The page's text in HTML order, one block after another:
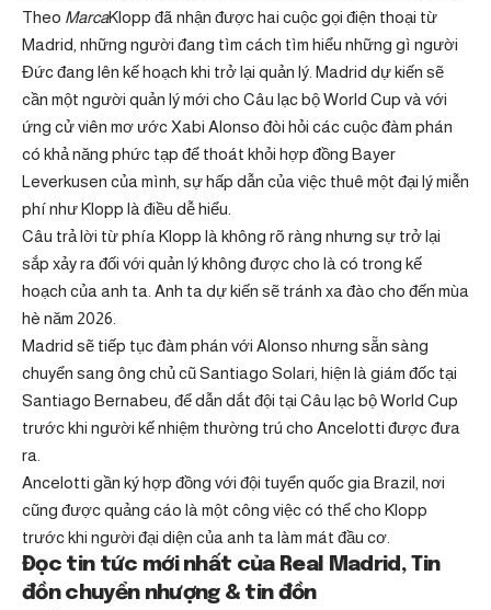
Theo MarcaKlopp đã nhận được hai cuộc gọi điện thoại từ
Madrid, những người đang tìm cách tìm hiểu những gì người
Đức đang lên kế hoạch khi trở lại quản lý. Madrid dự kiến ​​sẽ
cần một người quản lý mới cho Câu lạc bộ World Cup và với
ứng cử viên mơ ước Xabi Alonso đòi hỏi các cuộc đàm phán
có khả năng phức tạp để thoát khỏi hợp đồng Bayer
Leverkusen của mình, sự hấp dẫn của việc thuê một đại lý miễn
phí như Klopp là điều dễ hiểu.
Câu trả lời từ phía Klopp là không rõ ràng nhưng sự trở lại
sắp xảy ra đối với quản lý không được cho là có trong kế
hoạch của anh ta. Anh ta dự kiến ​​sẽ tránh xa đào cho đến mùa
hè năm 2026.
Madrid sẽ tiếp tục đàm phán với Alonso nhưng sẵn sàng
chuyển sang ông chủ cũ Santiago Solari, hiện là giám đốc tại
Santiago Bernabeu, để dẫn dắt đội tại Câu lạc bộ World Cup
trước khi người kế nhiệm thường trú cho Ancelotti được đưa
ra.
Ancelotti gần ký hợp đồng với đội tuyển quốc gia Brazil, nơi
cũng được quảng cáo là một công việc có thể cho Klopp
trước khi người đại diện của anh ta làm mát đầu cơ.
Đọc tin tức mới nhất của Real Madrid, Tin
đồn chuyển nhượng & tin đồn